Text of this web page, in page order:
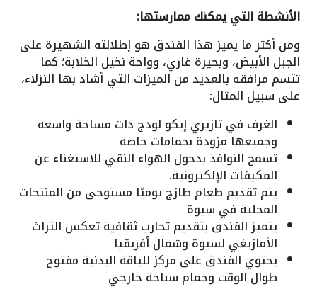
الأنشطة التي يمكنك ممارستها:
ومن أكثر ما يميز هذا الفندق هو إطلالته الشهيرة على
الجبل الأبيض، وبحيرة غاري، وواحة نخيل الخلابة؛ كما
تتسم مرافقه بالعديد من الميزات التي أشاد بها النزلاء،
على سبيل المثال:
الغرف في تازيري إيكو لودج ذات مساحة واسعة
وجميعها مزودة بحمامات خاصة
تسمح النوافذ بدخول الهواء النقي للاستغناء عن
المكيفات الإلكترونية.
يتم تقديم طعام طازج يوميًا مستوحى من المنتجات
المحلية في سيوة
يتميز الفندق بتقديم تجارب ثقافية تعكس التراث
الأمازيغي لسيوة وشمال أفريقيا
يحتوي الفندق على مركز للياقة البدنية مفتوح
طوال الوقت وحمام سباحة خارجي